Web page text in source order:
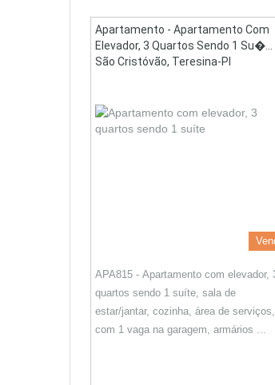
Apartamento - Apartamento Com
Elevador, 3 Quartos Sendo 1 Su�...
São Cristóvão, Teresina-PI
APA815 - Apartamento com elevador,
quartos sendo 1 suíte, sala de
estar/jantar, cozinha, área de serviços,
com 1 vaga na garagem, armários ...